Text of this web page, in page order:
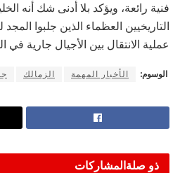
فنية رائعة، ويؤكد بلا أدنى شك أنه
التاريخيين العظماء الذين جلبوا
عملية الانتقال بين الأجيال جارية في
الوسوم: الأخبار المهمة الزمالك
ذو صلةالمشاركات